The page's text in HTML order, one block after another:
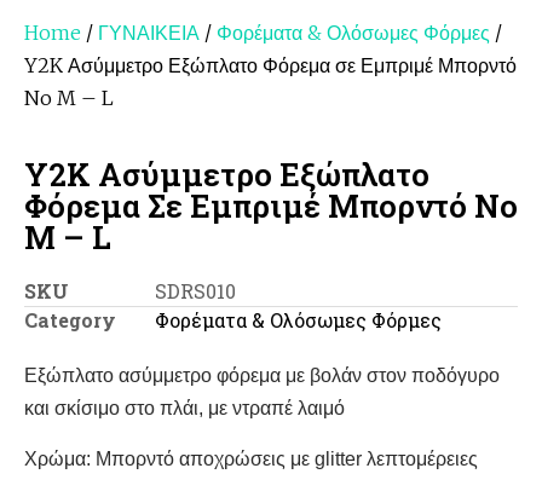
Home / ΓΥΝΑΙΚΕΙΑ / Φορέματα & Ολόσωμες Φόρμες /
Y2K Ασύμμετρο Εξώπλατο Φόρεμα σε Εμπριμέ Μπορντό
No M – L
Y2K Ασύμμετρο Εξώπλατο
Φόρεμα Σε Εμπριμέ Μπορντό No
M – L
SKU
SDRS010
Category
Φορέματα & Ολόσωμες Φόρμες
Εξώπλατο ασύμμετρο φόρεμα με βολάν στον ποδόγυρο
και σκίσιμο στο πλάι, με ντραπέ λαιμό
Χρώμα: Μπορντό αποχρώσεις με glitter λεπτομέρειες